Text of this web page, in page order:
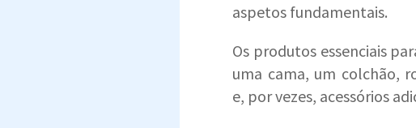
aspetos fundamentais.
Os produtos essenciais
uma cama, um colchão,
e, por vezes, acessórios